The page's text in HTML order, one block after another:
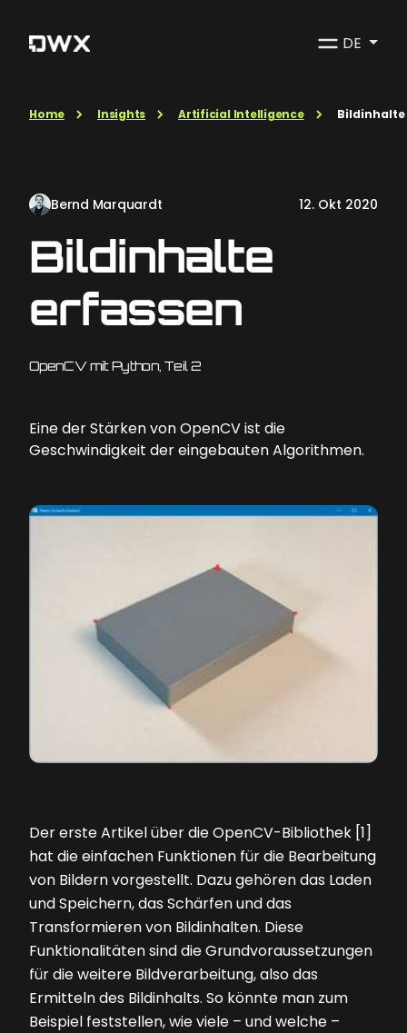
DE
Home Insights Artificial Intelligence
Bernd Marquardt 12. Okt 2020
Bildinhalte
erfassen
OpenCV mit Python, Teil 2
Eine der Stärken von OpenCV ist die
Geschwindigkeit der eingebauten Algorithmen.
Der erste Artikel über die OpenCV-Bibliothek [1]
hat die einfachen Funktionen für die Bearbeitung
von Bildern vorgestellt. Dazu gehören das Laden
und Speichern, das Schärfen und das
Transformieren von Bildinhalten. Diese
Funktionalitäten sind die Grundvoraussetzungen
für die weitere Bildverarbeitung, also das
Ermitteln des Bildinhalts. So könnte man zum
Beispiel feststellen, wie viele – und welche –